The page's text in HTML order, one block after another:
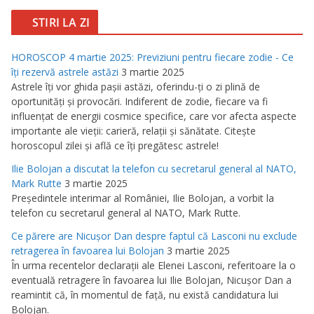
STIRI LA ZI
HOROSCOP 4 martie 2025: Previziuni pentru fiecare zodie - Ce
îţi rezervă astrele astăzi 3 martie 2025
Astrele îţi vor ghida paşii astăzi, oferindu-ţi o zi plină de
oportunităţi şi provocări. Indiferent de zodie, fiecare va fi
influenţat de energii cosmice specifice, care vor afecta aspecte
importante ale vieţii: carieră, relaţii şi sănătate. Citeşte
horoscopul zilei şi află ce îţi pregătesc astrele!
Ilie Bolojan a discutat la telefon cu secretarul general al NATO,
Mark Rutte 3 martie 2025
Preşedintele interimar al României, Ilie Bolojan, a vorbit la
telefon cu secretarul general al NATO, Mark Rutte.
Ce părere are Nicuşor Dan despre faptul că Lasconi nu exclude
retragerea în favoarea lui Bolojan 3 martie 2025
În urma recentelor declaraţii ale Elenei Lasconi, referitoare la o
eventuală retragere în favoarea lui Ilie Bolojan, Nicuşor Dan a
reamintit că, în momentul de faţă, nu există candidatura lui
Bolojan.